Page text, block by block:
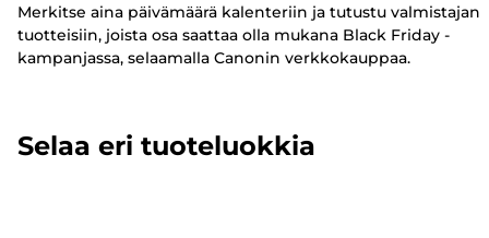
Merkitse aina päivämäärä kalenteriin ja tutustu valmistajan
tuotteisiin, joista osa saattaa olla mukana Black Friday -
kampanjassa, selaamalla Canonin verkkokauppaa.
Selaa eri tuoteluokkia